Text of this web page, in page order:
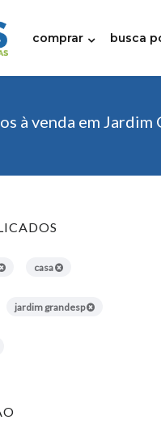
comprar busca
à venda em Jardim
casa
jardim grandesp